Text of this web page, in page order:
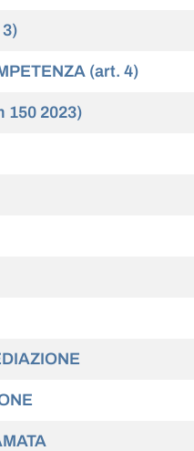
(art. 4)
150 2023)